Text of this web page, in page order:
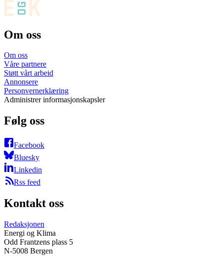
Om oss
Om oss
Våre partnere
Støtt vårt arbeid
Annonsere
Personvernerklæring
Administrer informasjonskapsler
Følg oss
Facebook
Bluesky
Linkedin
Rss feed
Kontakt oss
Redaksjonen
Energi og Klima
Odd Frantzens plass 5
N-5008 Bergen